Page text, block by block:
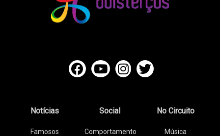
Notícias
Famosos
Social
Comportamento
No Circuito
Música